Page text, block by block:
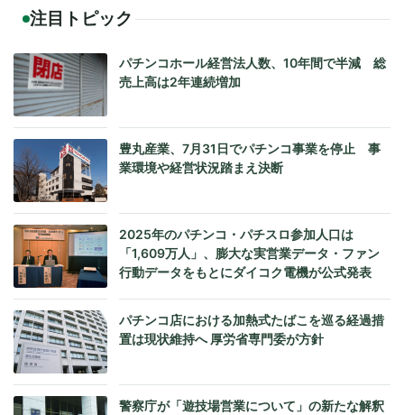
注目トピック
パチンコホール経営法人数、10年間で半減 総
売上高は2年連続増加
豊丸産業、7月31日でパチンコ事業を停止 事
業環境や経営状況踏まえ決断
2025年のパチンコ・パチスロ参加人口は
「1,609万人」、膨大な実営業データ・ファン
行動データをもとにダイコク電機が公式発表
パチンコ店における加熱式たばこを巡る経過措
置は現状維持へ 厚労省専門委が方針
警察庁が「遊技場営業について」の新たな解釈